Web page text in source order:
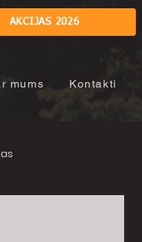
AKCIJAS 2026
mums Kontakti